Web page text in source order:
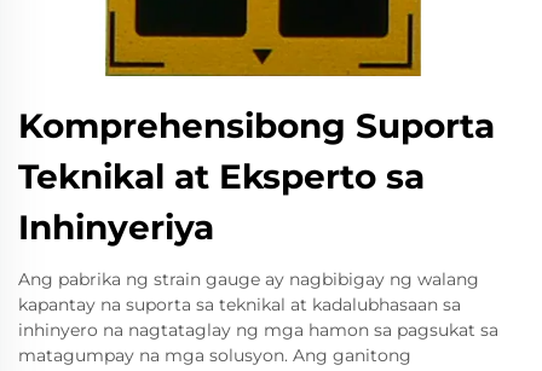
Komprehensibong Suporta
Teknikal at Eksperto sa
Inhinyeriya
Ang pabrika ng strain gauge ay nagbibigay ng walang
kapantay na suporta sa teknikal at kadalubhasaan sa
inhinyero na nagtataglay ng mga hamon sa pagsukat sa
matagumpay na mga solusyon. Ang ganitong